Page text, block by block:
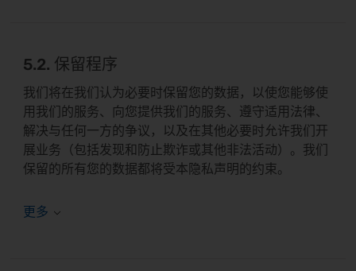
5.2. 保留程序
我们将在我们认为必要时保留您的数据，以使您能够使
用我们的服务、向您提供我们的服务、遵守适用法律、
解决与任何一方的争议，以及在其他必要时允许我们开
展业务（包括发现和防止欺诈或其他非法活动）。我们
保留的所有您的数据都将受本隐私声明的约束。